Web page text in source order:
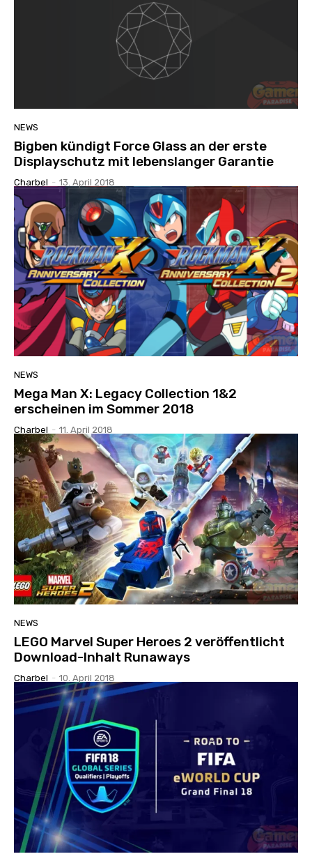
NEWS
Bigben kündigt Force Glass an der erste
Displayschutz mit lebenslanger Garantie
Charbel - 13. April 2018
NEWS
Mega Man X: Legacy Collection 1&2
erscheinen im Sommer 2018
Charbel - 11. April 2018
NEWS
LEGO Marvel Super Heroes 2 veröffentlicht
Download-Inhalt Runaways
Charbel - 10. April 2018